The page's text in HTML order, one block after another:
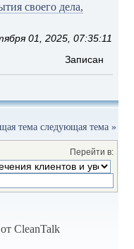
своего дела,
01, 2025, 07:35:11
Записан
тема следующая тема »
Перейти в:
от CleanTalk